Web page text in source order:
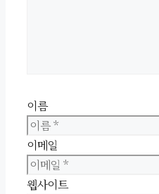
이름
이메일
웹사이트